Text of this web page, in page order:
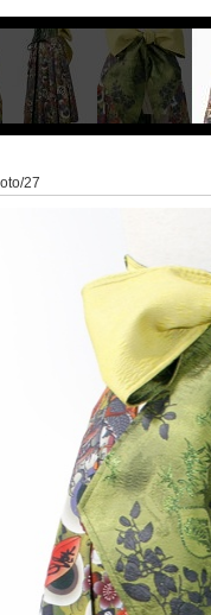
27